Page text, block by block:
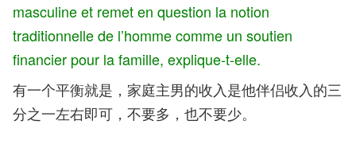
masculine et remet en question la notion
traditionnelle de l’homme comme un soutien
financier pour la famille, explique-t-elle.
有一个平衡就是，家庭主男的收入是他伴侣收入的三
分之一左右即可，不要多，也不要少。